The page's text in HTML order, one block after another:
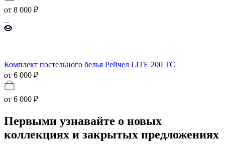
от 8 000 ₽
Комплект постельного белья Рейчел LITE 200 TC
от 6 000 ₽
от 6 000 ₽
Первыми узнавайте о новых
коллекциях и закрытых предложениях